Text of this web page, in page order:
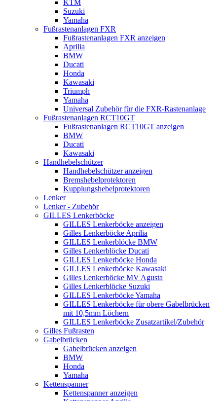
KTM
Suzuki
Yamaha
Fußrastenanlagen FXR
Fußrastenanlagen FXR anzeigen
Aprilia
BMW
Ducati
Honda
Kawasaki
Triumph
Yamaha
Universal Zubehör für die FXR-Rastenanlage
Fußrastenanlagen RCT10GT
Fußrastenanlagen RCT10GT anzeigen
BMW
Ducati
Kawasaki
Handhebelschützer
Handhebelschützer anzeigen
Bremshebelprotektoren
Kupplungshebelprotektoren
Lenker
Lenker - Zubehör
GILLES Lenkerböcke
GILLES Lenkerböcke anzeigen
Gilles Lenkerböcke Aprilia
GILLES Lenkerblöcke BMW
Gilles Lenkerblöcke Ducati
GILLES Lenkerböcke Honda
GILLES Lenkerböcke Kawasaki
Gilles Lenkerböcke MV Agusta
Gilles Lenkerblöcke Suzuki
GILLES Lenkerböcke Yamaha
GILLES Lenkerböcke für obere Gabelbrücken
mit 10,5mm Löchern
GILLES Lenkerböcke Zusatzartikel/Zubehör
Gilles Fußrasten
Gabelbrücken
Gabelbrücken anzeigen
BMW
Honda
Yamaha
Kettenspanner
Kettenspanner anzeigen